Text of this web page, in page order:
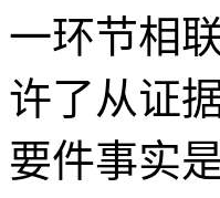
一环节相
许了从证
要件事实